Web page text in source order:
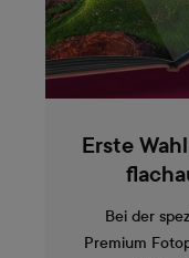
Erste
Bei der
Premium